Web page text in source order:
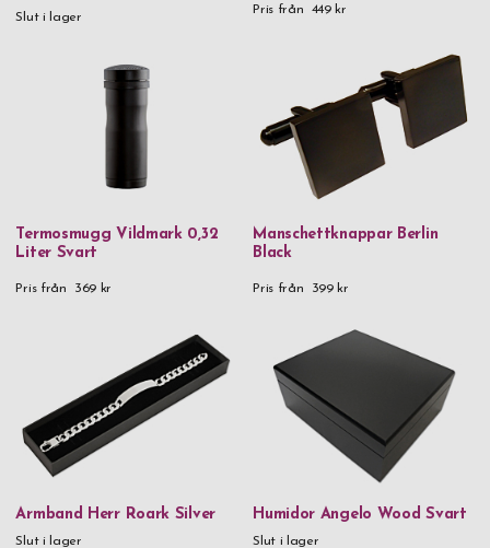
Slut i lager
Pris från 449 kr
Termosmugg Vildmark 0,32
Liter Svart
Pris från 369 kr
Manschettknappar Berlin
Black
Pris från 399 kr
Armband Herr Roark Silver
Slut i lager
Humidor Angelo Wood Svart
Slut i lager